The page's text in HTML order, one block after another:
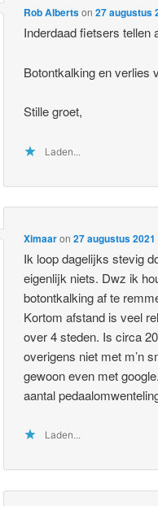
Rob Albertson27 augustus
Inderdaad fietsers tellen
Botontkalking en verlies
Stille groet,
Laden...
Ximaaron27 augustus 2021
Ik loop dagelijks stevig
eigenlijk niets. Dwz ik
botontkalking af te
Kortom afstand is veel
over 4 steden. Is circa
overigens niet met m’n
gewoon even met
aantal
Laden...